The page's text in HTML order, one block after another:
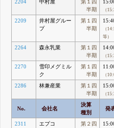
2204 中村屋
第１四
半期
（
2209
井村屋グルー
プ
第１四
半期
（
等）
2264 森永乳業
第１四
半期
（
2270
雪印メグミル
ク
第１四
半期
（
2286 林兼産業
第１四
半期
（
No. 会社名
決算
種別
発
2311 エプコ
第２四